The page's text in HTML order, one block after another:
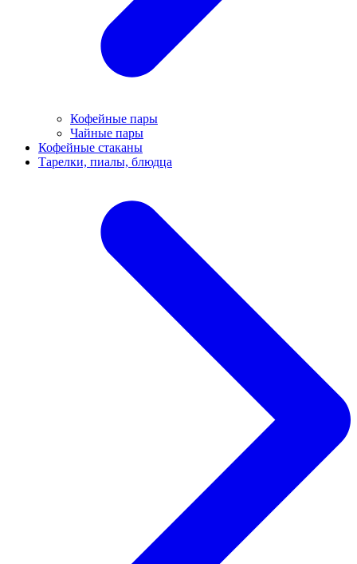
Кофейные пары
Чайные пары
Кофейные стаканы
Тарелки, пиалы, блюдца